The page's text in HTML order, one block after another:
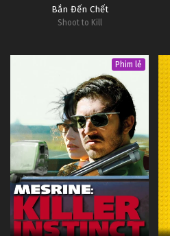
Thôn Tính Bầu Trời
Tập 11
Thôn Tính Bầu Trời
Tập 10
Thôn Tính Bầu Trời
Tập 9
Bắn Đến Chết
Shoot to Kill
Phim lẻ